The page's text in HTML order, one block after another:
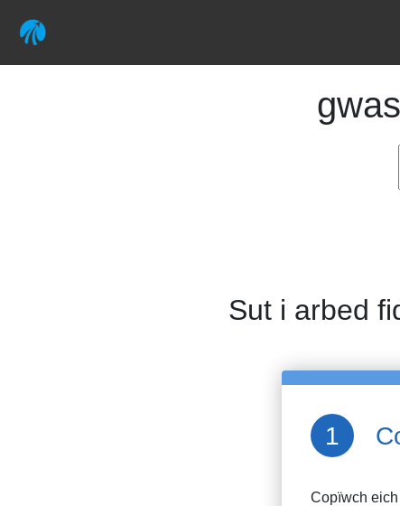
Sut i arbed
Copïwch